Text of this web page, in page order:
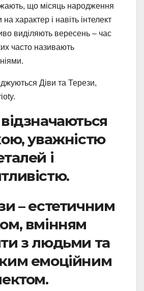
що місяць народження
характер і навіть інтелект
виділяють вересень – час
часто називають
Діви та Терези,
уважністю
і
– естетичним
вмінням
з людьми та
емоційним